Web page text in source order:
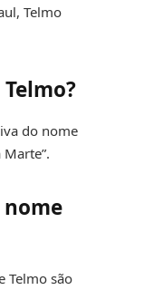
Telmo
do nome
nome
Telmo são